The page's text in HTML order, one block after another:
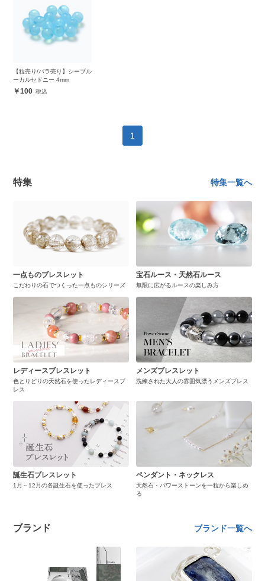
【粒売り/バラ売り】シーブル
ーカルセドニー 4mm
100
1
特集 特集一覧へ
一点ものブレスレット
こだわりの石でつくった一点ものシリーズ
宝石ルース・天然石ルース
無限に広がるルースの楽しみ方
レディースブレスレット
色とりどりの天然石を使ったレディースブ
レス
メンズブレスレット
洗練された大人の雰囲気漂うメンズブレス
誕生石ブレスレット
1月～12月の各誕生石を使ったブレス
ペンダント・ネックレス
天然石・パワーストーンを一粒から楽しめ
る
ブランド ブランド一覧へ